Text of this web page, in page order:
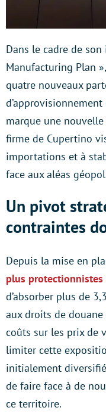
Dans le cadre de
Manufacturing Plan
quatre nouveaux
marque une
firme de Cupertino
importations et à
face aux aléas
Un pivot
contraintes
Depuis la mise en
plus protectionnistes
d’absorber plus de
aux droits de
coûts sur les prix de
limiter cette
initialement
de faire face à de
ce territoire.